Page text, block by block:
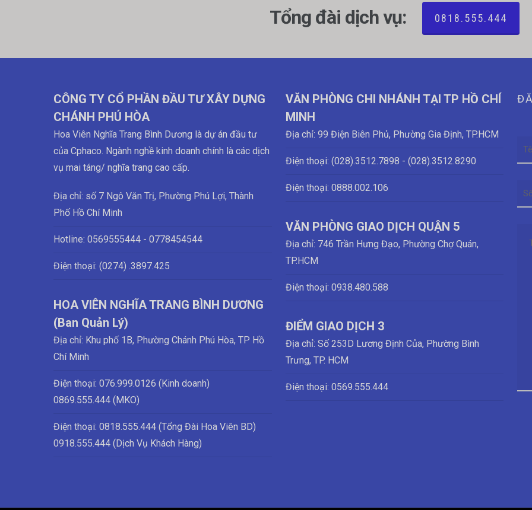
Tổng đài dịch vụ: 0818.555.444
CÔNG TY CỔ PHẦN ĐẦU TƯ XÂY DỰNG
CHÁNH PHÚ HÒA
Hoa Viên Nghĩa Trang Bình Dương là dự án đầu tư
của Cphaco. Ngành nghề kinh doanh chính là các dịch
vụ mai táng/ nghĩa trang cao cấp.
Địa chỉ: số 7 Ngô Văn Trị, Phường Phú Lợi, Thành
Phố Hồ Chí Minh
Hotline: 0569555444 - 0778454544
Điện thoại: (0274) .3897.425
HOA VIÊN NGHĨA TRANG BÌNH DƯƠNG
(Ban Quản Lý)
Địa chỉ: Khu phố 1B, Phường Chánh Phú Hòa, TP Hồ
Chí Minh
Điện thoại: 076.999.0126 (Kinh doanh)
0869.555.444 (MKO)
Điện thoại: 0818.555.444 (Tổng Đài Hoa Viên BD)
0918.555.444 (Dịch Vụ Khách Hàng)
VĂN PHÒNG CHI NHÁNH TẠI TP HỒ CHÍ
MINH
Địa chỉ: 99 Điện Biên Phủ, Phường Gia Định, TP.HCM
Điện thoại: (028).3512.7898 - (028).3512.8290
Điện thoại: 0888.002.106
VĂN PHÒNG GIAO DỊCH QUẬN 5
Địa chỉ: 746 Trần Hưng Đạo, Phường Chợ Quán,
TP.HCM
Điện thoại: 0938.480.588
ĐIỂM GIAO DỊCH 3
Địa chỉ: Số 253D Lương Định Của, Phường Bình
Trưng, TP. HCM
Điện thoại: 0569.555.444